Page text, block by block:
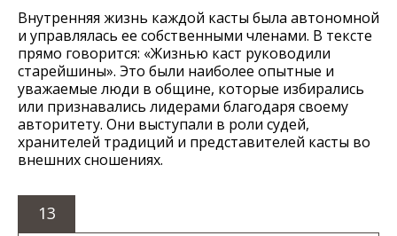
Внутренняя жизнь каждой касты была автономной
и управлялась ее собственными членами. В тексте
прямо говорится: «Жизнью каст руководили
старейшины». Это были наиболее опытные и
уважаемые люди в общине, которые избирались
или признавались лидерами благодаря своему
авторитету. Они выступали в роли судей,
хранителей традиций и представителей касты во
внешних сношениях.
13